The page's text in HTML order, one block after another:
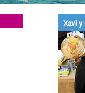
Xavi y